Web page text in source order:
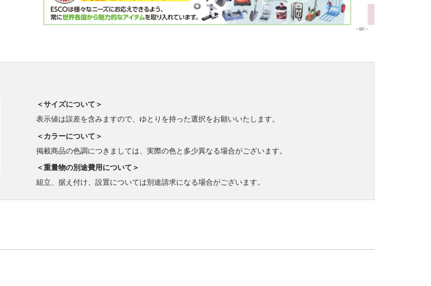
＜サイズについて＞
表示値は誤差を含みますので、ゆとりを持った選択をお願いいたします。
＜カラーについて＞
掲載商品の色調につきましては、実際の色と多少異なる場合がございます。
＜重量物の別途費用について＞
組立、据え付け、設置については別途請求になる場合がございます。